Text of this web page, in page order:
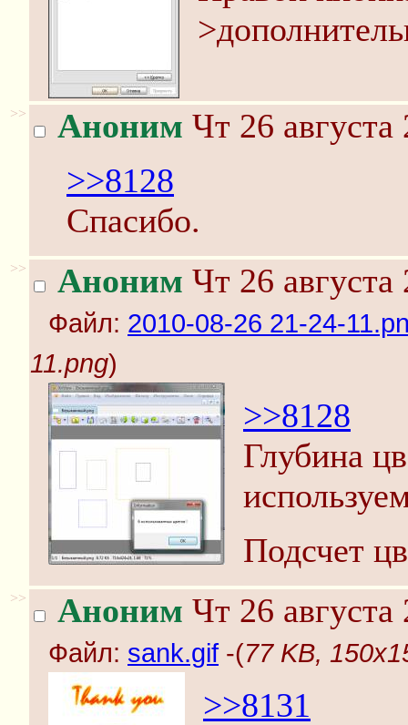
>> Аноним Чт 26
>>8128
Спасибо.
>> Аноним Чт 26
Файл: 2010-08-26 21-24-
11.png)
>>8128
Глубина
Подсчет
>> Аноним Чт 26
Файл: sank.gif -(77 KB,
>>8131